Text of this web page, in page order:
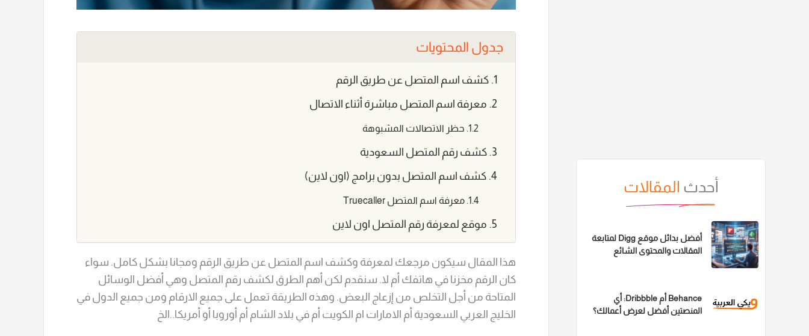
أحدث المقالات
أفضل بدائل موقع Digg لمتابعة
المقالات والمحتوى الشائع
Behance أم Dribbble: أي
المنصتين أفضل لعرض أعمالك؟
جدول المحتويات
كشف اسم المتصل عن طريق الرقم
معرفة اسم المتصل مباشرة أثناء الاتصال
حظر الاتصالات المشبوهة
كشف رقم المتصل السعودية
كشف اسم المتصل بدون برامج (اون لاين)
معرفة اسم المتصل Truecaller
موقع لمعرفة رقم المتصل اون لاين
هذا المقال سيكون مرجعك لمعرفة وكشف اسم المتصل عن طريق الرقم ومجانا بشكل كامل. سواء
كان الرقم مخزنا في هاتفك أم لا. سنقدم لكن أهم الطرق لكشف رقم المتصل وهي أفضل الوسائل
المتاحة من أجل التخلص من إزعاج البعض. وهذه الطريقة تعمل على جميع الارقام ومن جميع الدول في
الخليج العربي السعودية أم الامارات ام الكويت أم في بلاد الشام أم أوروبا أو أمريكا..الخ